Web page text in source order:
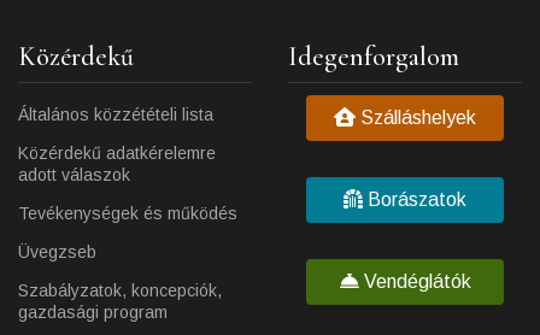
Közérdekű
Általános közzétételi lista
Közérdekű adatkérelemre
adott válaszok
Tevékenységek és működés
Üvegzseb
Szabályzatok, koncepciók,
gazdasági program
Idegenforgalom
Szálláshelyek
Borászatok
Vendéglátók